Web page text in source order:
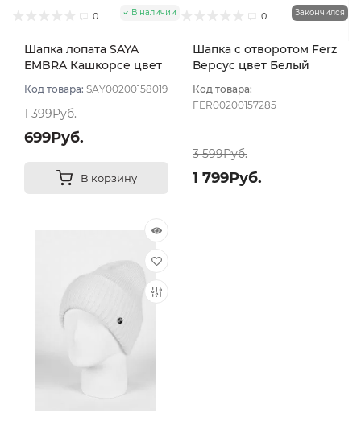
0 В наличии
Шапка лопата SAYA
EMBRA Кашкорсе цвет
Код товара: SAY00200158019
1 399Руб.
699Руб.
В корзину
0 Закончился
Шапка с отворотом Ferz
Версус цвет Белый
Код товара:
FER00200157285
3 599Руб.
1 799Руб.